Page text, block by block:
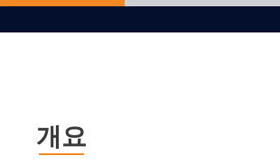
개요